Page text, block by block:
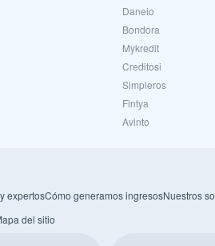
Daneio
Bondora
Mykredit
Creditosi
Simpleros
Fintya
Avinto
expertosCómo generamos ingresosNuestros
del sitio